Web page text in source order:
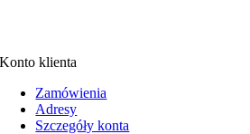
Konto klienta
Zamówienia
Adresy
Szczegóły konta